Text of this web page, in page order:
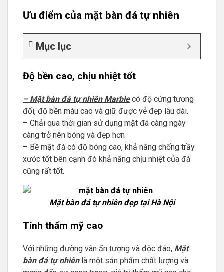
Ưu điểm của mặt bàn đá tự nhiên
Mục lục
Độ bền cao, chịu nhiệt tốt
– Mặt bàn đá tự nhiên Marblecó độ cứng tương
đối, độ bền màu cao và giữ được vẻ đẹp lâu dài.
– Chải qua thời gian sử dụng mặt đá càng ngày
càng trở nên bóng và đẹp hơn
– Bề mặt đá có độ bóng cao, khả năng chống trầy
xước tốt bên cạnh đó khả năng chịu nhiệt của đá
cũng rất tốt.
Mặt bàn đá tự nhiên đẹp tại Hà Nội
Tính thẩm mỹ cao
Với những đường vân ấn tượng và độc đáo, Mặt
bàn đá tự nhiên là một sản phẩm chất lượng và